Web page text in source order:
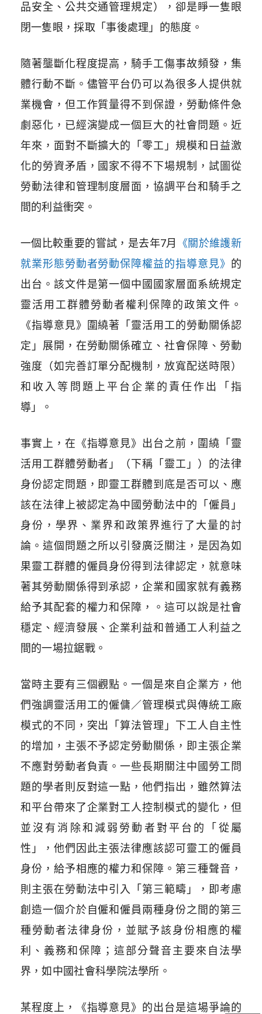
品安全、公共交通管理規定），卻是睜一隻眼
閉一隻眼，採取「事後處理」的態度。
隨著壟斷化程度提高，騎手工傷事故頻發，集
體行動不斷。儘管平台仍可以為很多人提供就
業機會，但工作質量得不到保證，勞動條件急
劇惡化，已經演變成一個巨大的社會問題。近
年來，面對不斷擴大的「零工」規模和日益激
化的勞資矛盾，國家不得不下場規制，試圖從
勞動法律和管理制度層面，協調平台和騎手之
間的利益衝突。
一個比較重要的嘗試，是去年7月
《關於維護新
就業形態勞動者勞動保障權益的指導意見》 的
出台。該文件是第一個中國國家層面系統規定
靈活用工群體勞動者權利保障的政策文件。
《指導意見》圍繞著「靈活用工的勞動關係認
定」展開，在勞動關係確立、社會保障、勞動
強度（如完善訂單分配機制，放寬配送時限）
和收入等問題上平台企業的責任作出「指
導」。
事實上，在《指導意見》出台之前，圍繞「靈
活用工群體勞動者」（下稱「靈工」）的法律
身份認定問題，即靈工群體到底是否可以、應
該在法律上被認定為中國勞動法中的「僱員」
身份，學界、業界和政策界進行了大量的討
論。這個問題之所以引發廣泛關注，是因為如
果靈工群體的僱員身份得到法律認定，就意味
著其勞動關係得到承認，企業和國家就有義務
給予其配套的權力和保障，。這可以說是社會
穩定、經濟發展、企業利益和普通工人利益之
間的一場拉鋸戰。
當時主要有三個觀點。一個是來自企業方，他
們強調靈活用工的僱傭／管理模式與傳統工廠
模式的不同，突出「算法管理」下工人自主性
的增加，主張不予認定勞動關係，即主張企業
不應對勞動者負責。一些長期關注中國勞工問
題的學者則反對這一點，他們指出，雖然算法
和平台帶來了企業對工人控制模式的變化，但
並沒有消除和減弱勞動者對平台的「從屬
性」，他們因此主張法律應該認可靈工的僱員
身份，給予相應的權力和保障。第三種聲音，
則主張在勞動法中引入「第三範疇」，即考慮
創造一個介於自僱和僱員兩種身份之間的第三
種勞動者法律身份，並賦予該身份相應的權
利、義務和保障；這部分聲音主要來自法學
界，如中國社會科學院法學所。
某程度上，《指導意見》的出台是這場爭論的